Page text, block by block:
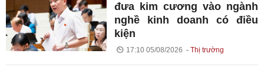
đưa kim cương vào ngành
nghề kinh doanh có điều
kiện
17:10 05/08/2026 Thị trường